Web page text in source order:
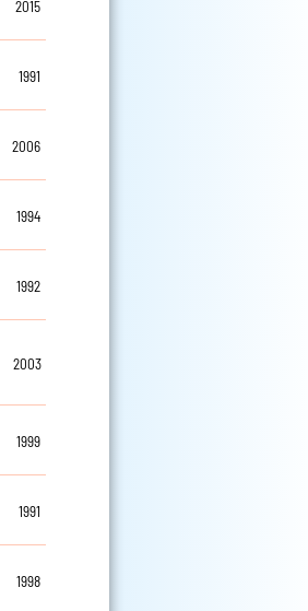
2015
1991
2006
1994
1992
2003
1999
1991
1998